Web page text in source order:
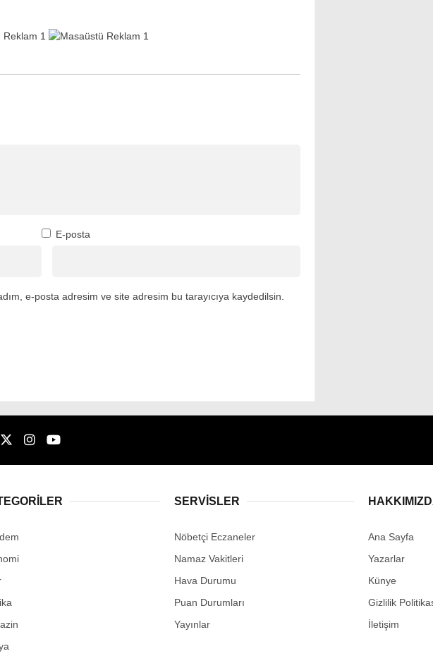
E-posta
e-posta adresim ve site adresim bu tarayıcıya kaydedilsin.
SERVİSLER
Nöbetçi Eczaneler
Namaz Vakitleri
Hava Durumu
Puan Durumları
Yayınlar
Ana Sayfa
Yazarlar
Künye
Gizlilik
İletişim